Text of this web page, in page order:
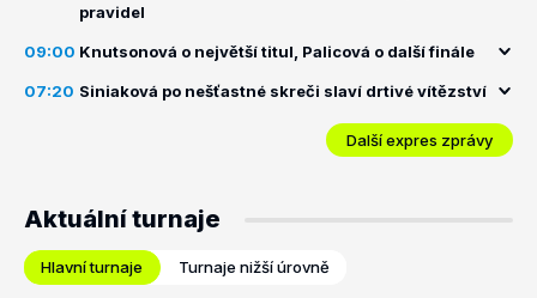
pravidel
09:00 Knutsonová o největší titul, Palicová o další finále
07:20 Siniaková po nešťastné skreči slaví drtivé vítězství
Další expres zprávy
Aktuální turnaje
Hlavní turnaje Turnaje nižší úrovně